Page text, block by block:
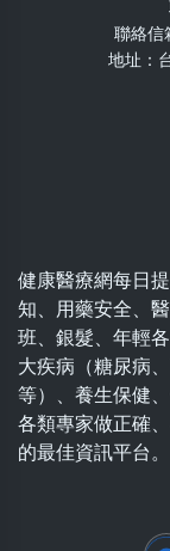
聯絡信
地址：
健康醫療網每日
知、用藥安全、
班、銀髮、年輕
大疾病（糖尿病
等）、養生保健
各類專家做正確
的最佳資訊平台。